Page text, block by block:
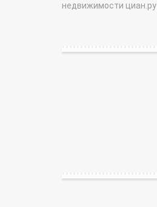
недвижимости циан.ру